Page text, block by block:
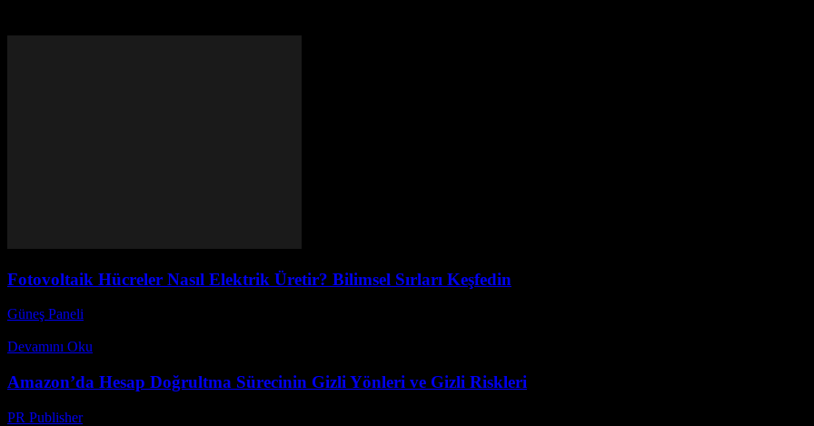
Fotovoltaik Hücreler Nasıl Elektrik Üretir? Bilimsel Sırları Keşfedin
Güneş Paneli
Devamını Oku
Amazon’da Hesap Doğrultma Sürecinin Gizli Yönleri ve Gizli Riskleri
PR Publisher-